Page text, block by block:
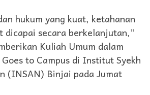
hukum yang kuat, ketahanan
dicapai secara berkelanjutan,”
Kuliah Umum dalam
to Campus di Institut Syekh
(INSAN) Binjai pada Jumat